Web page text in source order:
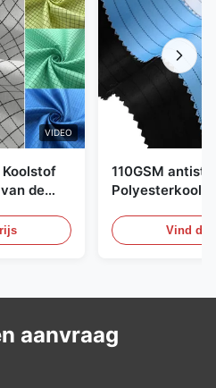
VIDEO
Koolstof
de
110GSM
Vind de
aanvraag